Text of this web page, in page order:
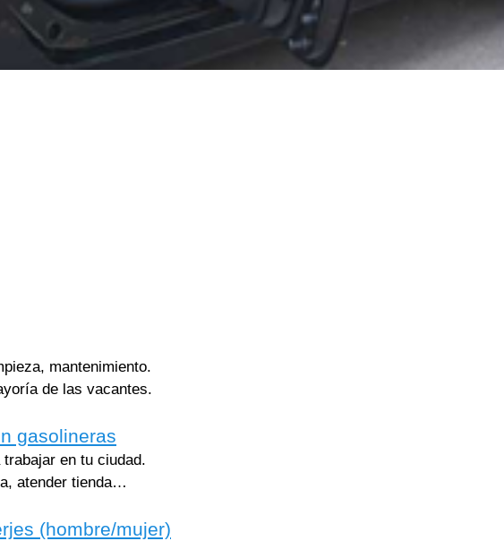
mantenimiento.
de las vacantes.
gasolineras
en tu ciudad.
atender tienda…
(hombre/mujer)